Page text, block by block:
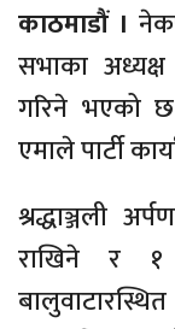
काठमाडौं ।
सभाका अध्यक्ष
गरिने भएको छ
एमाले पार्टी
श्रद्धाञ्जली
राखिने र १